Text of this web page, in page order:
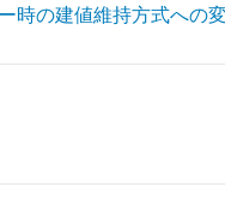
時の建値維持方式への